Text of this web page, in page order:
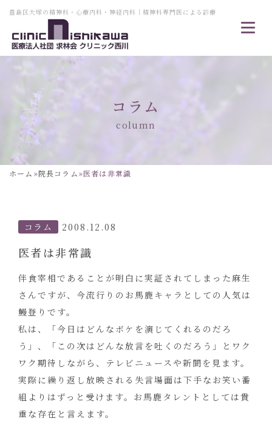
豊島区大塚の精神科・心療内科・神経内科｜精神科専門医による診療
コラム
column
ホーム »院長コラム»医者は非常識
コラム 2008.12.08
医者は非常識
伴食宰相であることが明白に実証されてしまった麻生
さんですが、今流行りのお馬鹿キャラとしての人気は
鰻登りです。
私は、「今日はどんなボケを演じてくれるのだろ
う」、「この次はどんな放言を吐くのだろう」とワク
ワク期待しながら、テレビニュースや新聞を見ます。
実際に繰り返し放映される失言場面は下手なお笑い番
組よりはずっと受けます。お馬鹿タレントとしては貴
重な存在と言えます。